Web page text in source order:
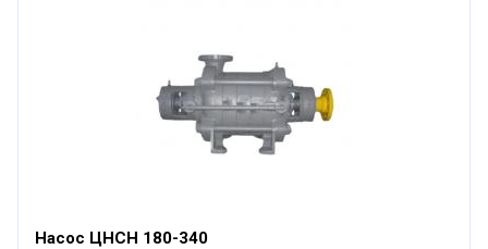
Насос ЦНСН 180-340